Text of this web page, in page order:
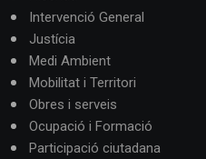
Intervenció General
Justícia
Medi Ambient
Mobilitat i Territori
Obres i serveis
Ocupació i Formació
Participació ciutadana